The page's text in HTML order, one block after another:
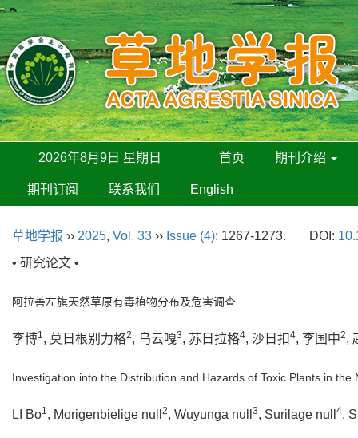
2026年8月9日 星期日 首页 期刊介绍
期刊订阅 联系我们 English
草地学报 ›› 2025, Vol. 33 ›› Issue (4): 1267-1273. DOI:
• 研究论文 •
阿拉善左旗天然草原有毒植物分布及危害调查
李博1, 莫日根别力格2, 乌云嘎3, 苏日拉格4, 沙日扣 4, 李国中2,
Investigation into the Distribution and Hazards of Toxic Plants in
LI Bo1, Morigenbielige null 2, Wuyunga null 3, Surilage null 4,